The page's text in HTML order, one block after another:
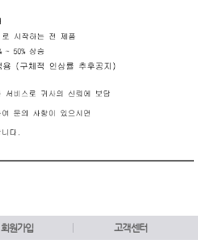
회원가입 고객센터